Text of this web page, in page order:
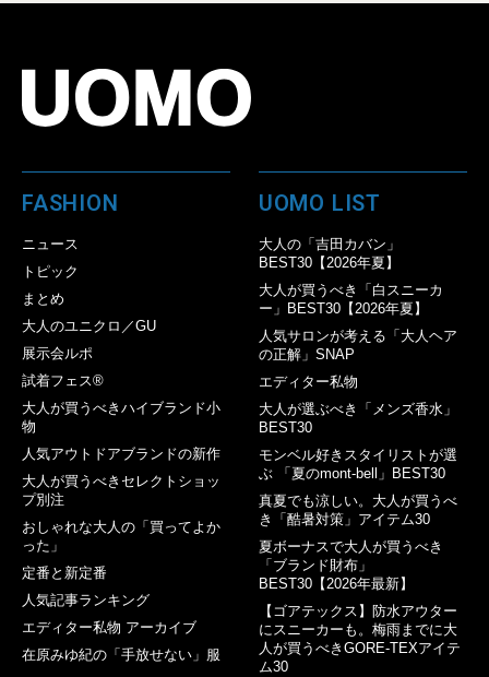
FASHION
ニュース
トピック
まとめ
大人のユニクロ／GU
展示会ルポ
試着フェス®︎
大人が買うべきハイブランド小
物
人気アウトドアブランドの新作
大人が買うべきセレクトショッ
プ別注
おしゃれな大人の「買ってよか
った」
定番と新定番
人気記事ランキング
エディター私物 アーカイブ
在原みゆ紀の「手放せない」服
UOMO LIST
大人の「吉田カバン」
BEST30【2026年夏】
大人が買うべき「白スニーカ
ー」BEST30【2026年夏】
人気サロンが考える「大人ヘア
の正解」SNAP
エディター私物
大人が選ぶべき「メンズ香水」
BEST30
モンベル好きスタイリストが選
ぶ 「夏のmont-bell」BEST30
真夏でも涼しい。大人が買うべ
き「酷暑対策」アイテム30
夏ボーナスで大人が買うべき
「ブランド財布」
BEST30【2026年最新】
【ゴアテックス】防水アウター
にスニーカーも。梅雨までに大
人が買うべきGORE-TEXアイテ
ム30